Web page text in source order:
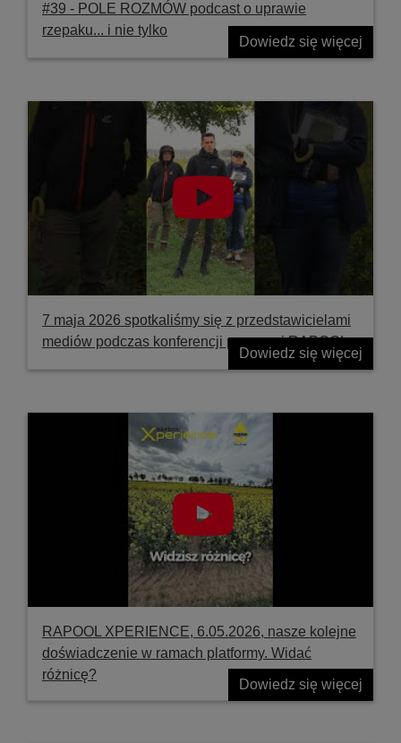
#39 ‐ POLE ROZMÓW podcast o uprawie
rzepaku... i nie tylko
Dowiedz się więcej
7 maja 2026 spotkaliśmy się z przedstawicielami
mediów podczas konferencji prasowej RAPOOL
Dowiedz się więcej
RAPOOL XPERIENCE, 6.05.2026, nasze kolejne
doświadczenie w ramach platformy. Widać
różnicę?
Dowiedz się więcej